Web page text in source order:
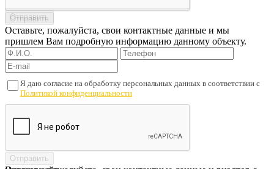
Оставьте, пожалуйста, свои контактные данные и мы
пришлем Вам подробную информацию данному объекту.
Я даю согласие на обработку персональных данных в соответствии с
Политикой конфиденциальности